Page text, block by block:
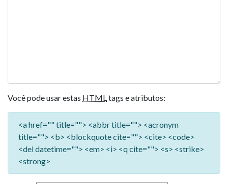
Você pode usar estas HTMLtags e atributos:
<a href="" title=""> <abbr title=""> <acronym
title=""> <b> <blockquote cite=""> <cite> <code>
<del datetime=""> <em> <i> <q cite=""> <s> <strike>
<strong>